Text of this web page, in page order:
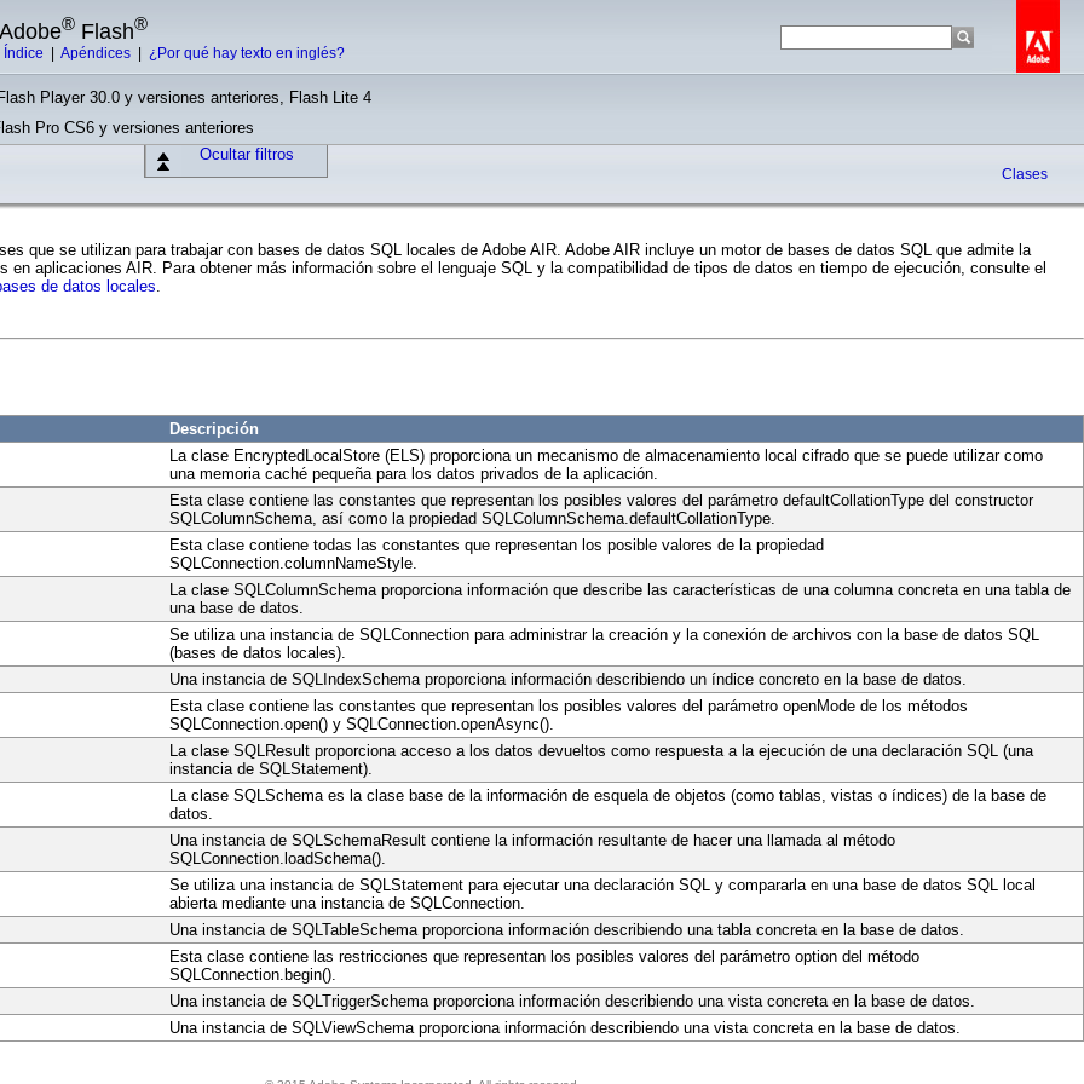
® Flash®
Índice Apéndices ¿Por qué hay texto en inglés?
Player 30.0 y versiones anteriores, Flash Lite 4
Pro CS6 y versiones anteriores
Ocultar filtros
Clases
que se utilizan para trabajar con bases de datos SQL locales de Adobe AIR. Adobe AIR incluye un motor de bases de datos SQL que admite la
en aplicaciones AIR. Para obtener más información sobre el lenguaje SQL y la compatibilidad de tipos de datos en tiempo de ejecución, consulte el
de datos locales.
Descripción
La clase EncryptedLocalStore (ELS) proporciona un mecanismo de almacenamiento local cifrado que se puede utilizar como
una memoria caché pequeña para los datos privados de la aplicación.
Esta clase contiene las constantes que representan los posibles valores del parámetro defaultCollationType del constructor
SQLColumnSchema, así como la propiedad SQLColumnSchema.defaultCollationType.
Esta clase contiene todas las constantes que representan los posible valores de la propiedad
SQLConnection.columnNameStyle.
La clase SQLColumnSchema proporciona información que describe las características de una columna concreta en una tabla de
una base de datos.
Se utiliza una instancia de SQLConnection para administrar la creación y la conexión de archivos con la base de datos SQL
(bases de datos locales).
Una instancia de SQLIndexSchema proporciona información describiendo un índice concreto en la base de datos.
Esta clase contiene las constantes que representan los posibles valores del parámetro openMode de los métodos
SQLConnection.open() y SQLConnection.openAsync().
La clase SQLResult proporciona acceso a los datos devueltos como respuesta a la ejecución de una declaración SQL (una
instancia de SQLStatement).
La clase SQLSchema es la clase base de la información de esquela de objetos (como tablas, vistas o índices) de la base de
datos.
Una instancia de SQLSchemaResult contiene la información resultante de hacer una llamada al método
SQLConnection.loadSchema().
Se utiliza una instancia de SQLStatement para ejecutar una declaración SQL y compararla en una base de datos SQL local
abierta mediante una instancia de SQLConnection.
Una instancia de SQLTableSchema proporciona información describiendo una tabla concreta en la base de datos.
Esta clase contiene las restricciones que representan los posibles valores del parámetro option del método
SQLConnection.begin().
Una instancia de SQLTriggerSchema proporciona información describiendo una vista concreta en la base de datos.
Una instancia de SQLViewSchema proporciona información describiendo una vista concreta en la base de datos.